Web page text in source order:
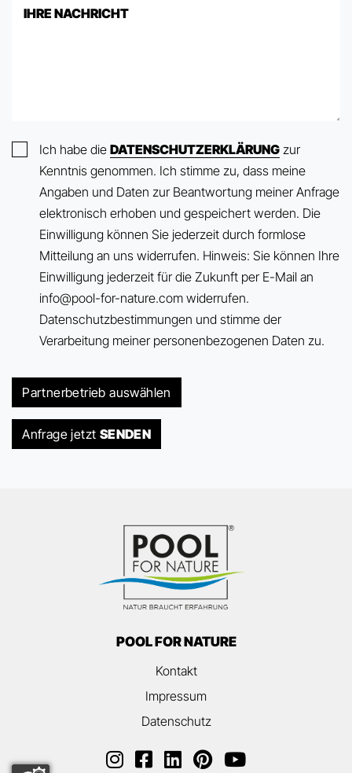
Ich habe die DATENSCHUTZERKLÄRUNG zur
Kenntnis genommen. Ich stimme zu, dass meine
Angaben und Daten zur Beantwortung meiner Anfrage
elektronisch erhoben und gespeichert werden. Die
Einwilligung können Sie jederzeit durch formlose
Mitteilung an uns widerrufen. Hinweis: Sie können Ihre
Einwilligung jederzeit für die Zukunft per E-Mail an
info@pool-for-nature.com widerrufen.
Datenschutzbestimmungen und stimme der
Verarbeitung meiner personenbezogenen Daten zu.
Partnerbetrieb auswählen
Anfrage jetzt SENDEN
POOL FOR NATURE
Kontakt
Impressum
Datenschutz